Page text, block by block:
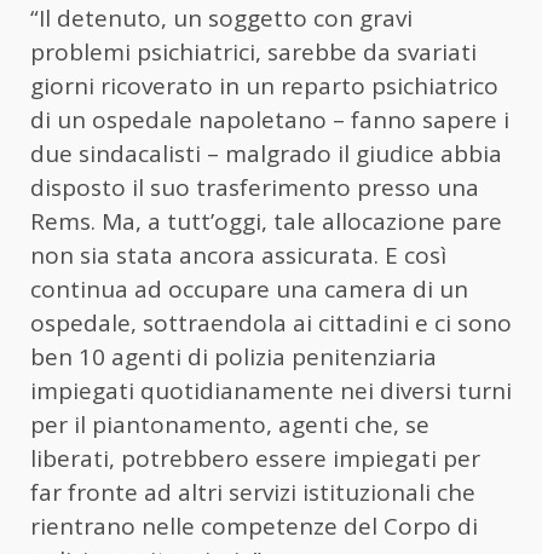
“Il detenuto, un soggetto con gravi
problemi psichiatrici, sarebbe da svariati
giorni ricoverato in un reparto psichiatrico
di un ospedale napoletano – fanno sapere i
due sindacalisti – malgrado il giudice abbia
disposto il suo trasferimento presso una
Rems. Ma, a tutt’oggi, tale allocazione pare
non sia stata ancora assicurata. E così
continua ad occupare una camera di un
ospedale, sottraendola ai cittadini e ci sono
ben 10 agenti di polizia penitenziaria
impiegati quotidianamente nei diversi turni
per il piantonamento, agenti che, se
liberati, potrebbero essere impiegati per
far fronte ad altri servizi istituzionali che
rientrano nelle competenze del Corpo di